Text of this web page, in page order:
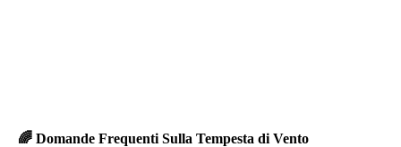
🌈 Domande Frequenti Sulla Tempesta di Vento